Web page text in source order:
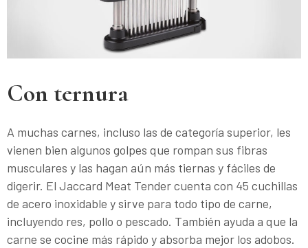
Con ternura
A muchas carnes, incluso las de categoría superior, les
vienen bien algunos golpes que rompan sus fibras
musculares y las hagan aún más tiernas y fáciles de
digerir. El Jaccard Meat Tender cuenta con 45 cuchillas
de acero inoxidable y sirve para todo tipo de carne,
incluyendo res, pollo o pescado. También ayuda a que la
carne se cocine más rápido y absorba mejor los adobos.